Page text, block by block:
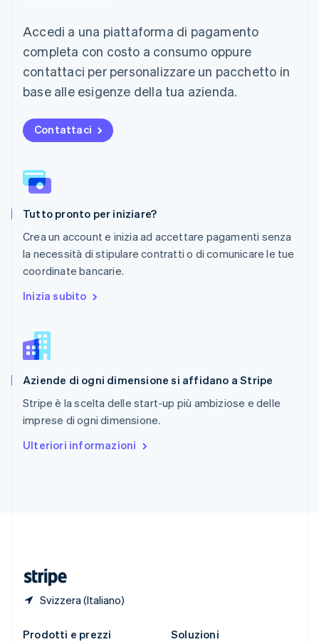
Accedi a una piattaforma di pagamento
completa con costo a consumo oppure
contattaci per personalizzare un pacchetto in
base alle esigenze della tua azienda.
Contattaci
Tutto pronto per iniziare?
Crea un account e inizia ad accettare pagamenti senza
la necessità di stipulare contratti o di comunicare le tue
coordinate bancarie.
Inizia subito
Aziende di ogni dimensione si affidano a Stripe
Stripe è la scelta delle start-up più ambiziose e delle
imprese di ogni dimensione.
Ulteriori informazioni
Svizzera (Italiano)
Messico
Español
Norvegia
English
Nuova Zelanda
Paesi Bassi
NederlandsEnglish
Polonia
Portogallo
Português
English简体中文
Regno Unito
Repubblica Ceca
English
Romania
English
Slovacchia
Slovenia
Spagna
Español English
EnglishEspañol简体中文
Prodotti e prezzi
Soluzioni